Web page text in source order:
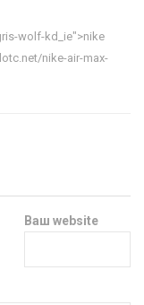
wolf-kd_ie">nike
nike-air-max-
Ваш website